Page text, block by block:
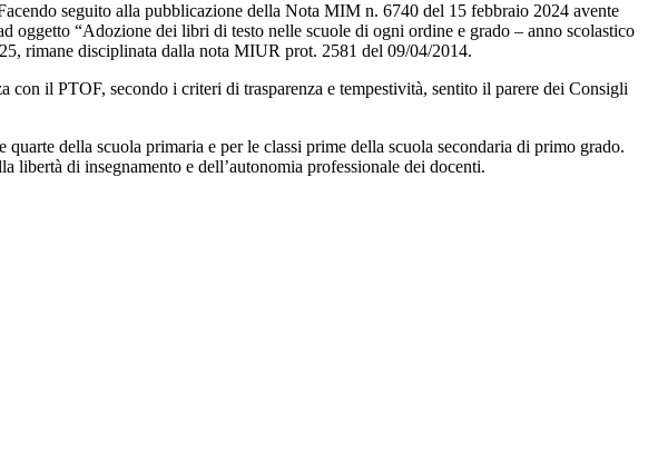
seguito alla pubblicazione della Nota MIM n. 6740 del 15 febbraio 2024 avente
oggetto “Adozione dei libri di testo nelle scuole di ogni ordine e grado – anno scolastico
rimane disciplinata dalla nota MIUR prot. 2581 del 09/04/2014.
con il PTOF, secondo i criteri di trasparenza e tempestività, sentito il parere dei Consigli
della scuola primaria e per le classi prime della scuola secondaria di primo grado.
libertà di insegnamento e dell’autonomia professionale dei docenti.